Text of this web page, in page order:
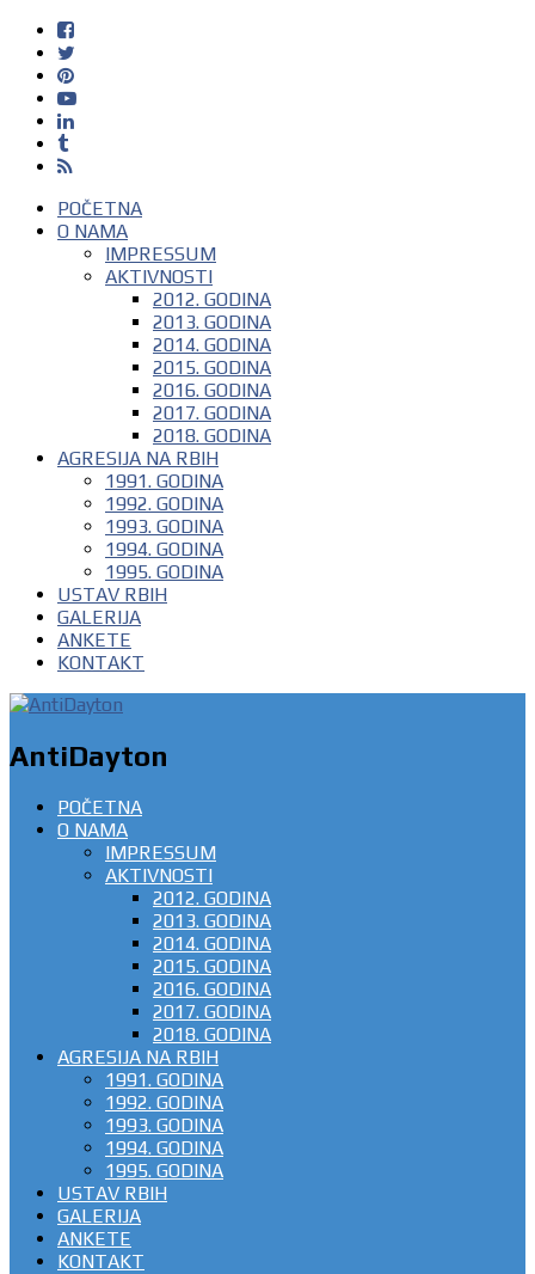
POČETNA
O NAMA
IMPRESSUM
AKTIVNOSTI
2012. GODINA
2013. GODINA
2014. GODINA
2015. GODINA
2016. GODINA
2017. GODINA
2018. GODINA
AGRESIJA NA RBIH
1991. GODINA
1992. GODINA
1993. GODINA
1994. GODINA
1995. GODINA
USTAV RBIH
GALERIJA
ANKETE
KONTAKT
AntiDayton
POČETNA
O NAMA
IMPRESSUM
AKTIVNOSTI
2012. GODINA
2013. GODINA
2014. GODINA
2015. GODINA
2016. GODINA
2017. GODINA
2018. GODINA
AGRESIJA NA RBIH
1991. GODINA
1992. GODINA
1993. GODINA
1994. GODINA
1995. GODINA
USTAV RBIH
GALERIJA
ANKETE
KONTAKT